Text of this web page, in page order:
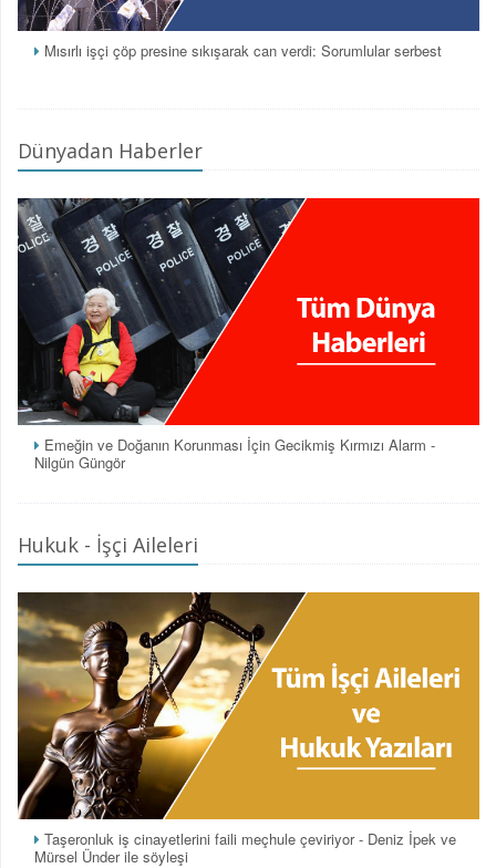
Mısırlı işçi çöp presine sıkışarak can verdi: Sorumlular serbest
Dünyadan Haberler
Emeğin ve Doğanın Korunması İçin Gecikmiş Kırmızı Alarm -
Nilgün Güngör
Hukuk - İşçi Aileleri
Taşeronluk iş cinayetlerini faili meçhule çeviriyor - Deniz İpek ve
Mürsel Ünder ile söyleşi